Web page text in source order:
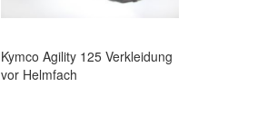
Kymco Agility 125 Verkleidung
vor Helmfach